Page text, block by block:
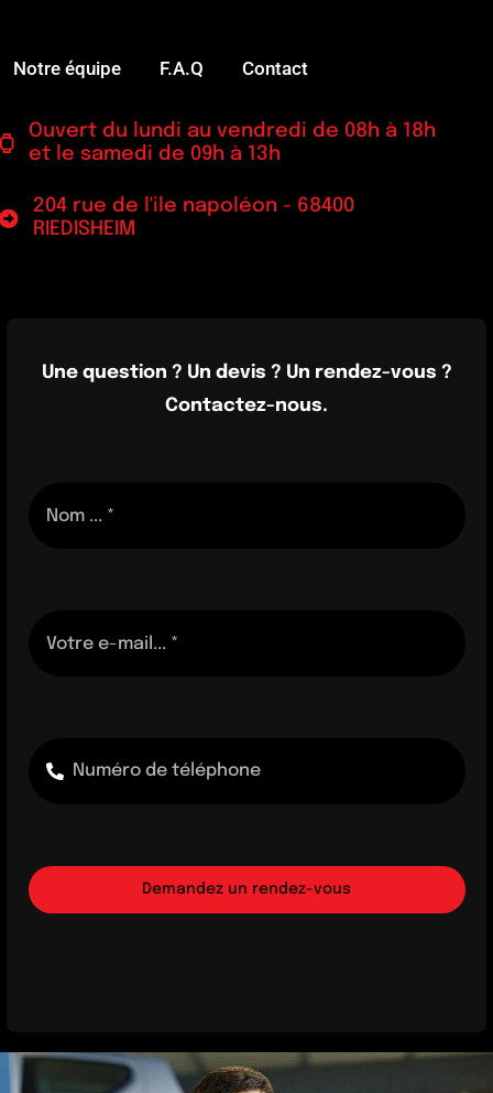
Notre équipe F.A.Q Contact
Ouvert du lundi au vendredi de 08h à 18h
et le samedi de 09h à 13h
204 rue de l'ile napoléon - 68400
RIEDISHEIM
Une question ? Un devis ? Un rendez-vous ?
Contactez-nous.
Demandez un rendez-vous